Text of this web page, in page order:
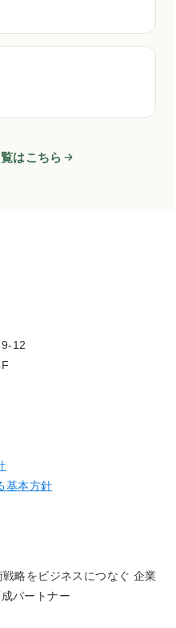
はこちら
12
基本方針
略をビジネスにつなぐ 企業
パートナー